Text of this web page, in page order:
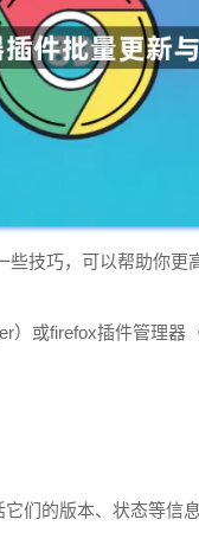
技巧，可以帮助你更
或firefox插件管理器
们的版本、状态等信息